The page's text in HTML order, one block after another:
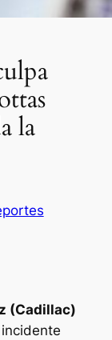
la
(Cadillac)